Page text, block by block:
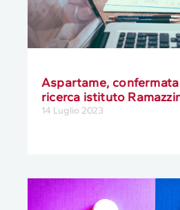
Aspartame,
ricerca istituto
14 Luglio 2023